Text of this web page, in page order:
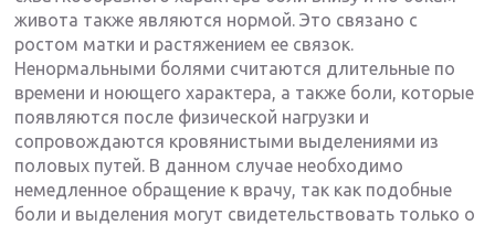
живота также являются нормой. Это связано с
ростом матки и растяжением ее связок.
Ненормальными болями считаются длительные по
времени и ноющего характера, а также боли, которые
появляются после физической нагрузки и
сопровождаются кровянистыми выделениями из
половых путей. В данном случае необходимо
немедленное обращение к врачу, так как подобные
боли и выделения могут свидетельствовать только о